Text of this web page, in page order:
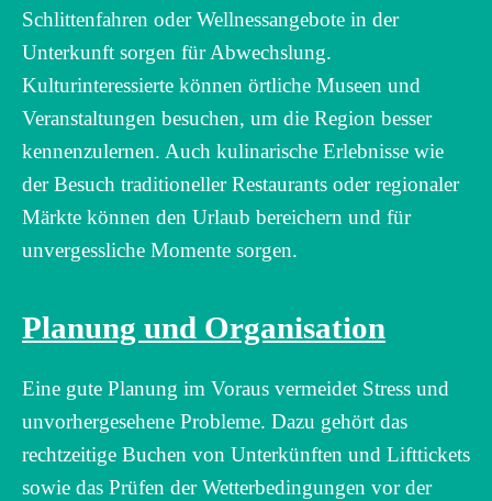
Schlittenfahren oder Wellnessangebote in der
Unterkunft sorgen für Abwechslung.
Kulturinteressierte können örtliche Museen und
Veranstaltungen besuchen, um die Region besser
kennenzulernen. Auch kulinarische Erlebnisse wie
der Besuch traditioneller Restaurants oder regionaler
Märkte können den Urlaub bereichern und für
unvergessliche Momente sorgen.
Planung und Organisation
Eine gute Planung im Voraus vermeidet Stress und
unvorhergesehene Probleme. Dazu gehört das
rechtzeitige Buchen von Unterkünften und Lifttickets
sowie das Prüfen der Wetterbedingungen vor der